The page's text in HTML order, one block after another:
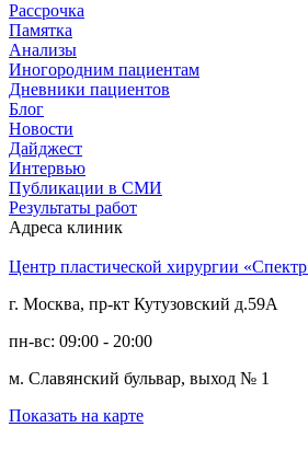
Рассрочка
Памятка
Анализы
Иногородним пациентам
Дневники пациентов
Блог
Новости
Дайджест
Интервью
Публикации в СМИ
Результаты работ
Адреса клиник
Центр пластической хирургии
г. Москва, пр-кт Кутузовский д.59А
пн-вс: 09:00 - 20:00
м. Славянский бульвар, выход № 1
Показать на карте